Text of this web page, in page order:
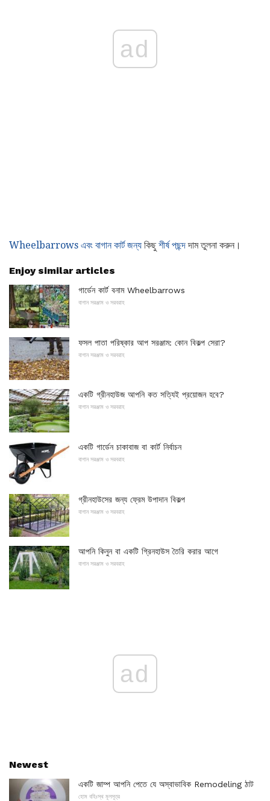
ad
Wheelbarrows এবং বাগান কার্ট জন্য কিছুশীর্ষ পছন্দদাম তুলনা করুন।
Enjoy similar articles
গার্ডেন কার্ট বনাম Wheelbarrows
বাগান সরঞ্জাম ও সরবরাহ
ফসল পাতা পরিষ্কার আপ সরঞ্জাম: কোন বিকল্প সেরা?
বাগান সরঞ্জাম ও সরবরাহ
একটি গ্রীনহাউজ আপনি কত সত্যিই প্রয়োজন হবে?
বাগান সরঞ্জাম ও সরবরাহ
একটি গার্ডেন চাকাবাজ বা কার্ট নির্বাচন
বাগান সরঞ্জাম ও সরবরাহ
গ্রীনহাউসের জন্য ফ্রেম উপাদান বিকল্প
বাগান সরঞ্জাম ও সরবরাহ
আপনি কিনুন বা একটি গ্রিনহাউস তৈরি করার আগে
বাগান সরঞ্জাম ও সরবরাহ
ad
Newest
একটি জাম্প আপনি পেতে যে অস্বাভাবিক Remodeling ঠাট
হোম বহিঃস্থ মূলসূত্র